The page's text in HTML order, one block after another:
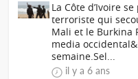
La Côte d’Ivoire
terroriste qui
Mali et le Burkina
media
semaine.Sel...
il y a 6 ans